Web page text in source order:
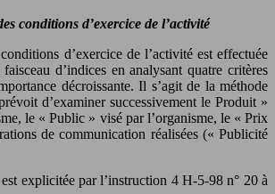
conditions d’exercice de l’activité
d’exercice de l’activité est effectuée
d’indices en analysant quatre critères
décroissante. Il s’agit de la méthode
d’examiner successivement le Produit »
le « Public » visé par l’organisme, le « Prix
de communication réalisées (« Publicité
explicitée par l’instruction 4 H-5-98 n° 20 à